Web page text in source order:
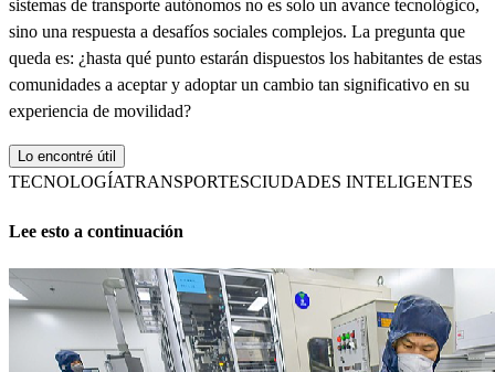
sistemas de transporte autónomos no es solo un avance tecnológico,
sino una respuesta a desafíos sociales complejos. La pregunta que
queda es: ¿hasta qué punto estarán dispuestos los habitantes de estas
comunidades a aceptar y adoptar un cambio tan significativo en su
experiencia de movilidad?
Lo encontré útil
TECNOLOGÍATRANSPORTESCIUDADES INTELIGENTES
Lee esto a continuación